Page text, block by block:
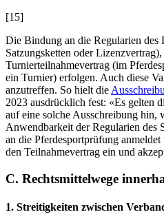
[15]
Die Bindung an die Regularien des
Satzungsketten oder
Turnierteilnahmevertrag (im
ein Turnier) erfolgen. Auch diese
anzutreffen. So hielt die
2023 ausdrücklich fest: «Es gelten
auf eine solche Ausschreibung hin,
Anwendbarkeit der Regularien des
an die Pferdesportprüfung
den Teilnahmevertrag ein und
C. Rechtsmittelwege
1. Streitigkeiten zwischen